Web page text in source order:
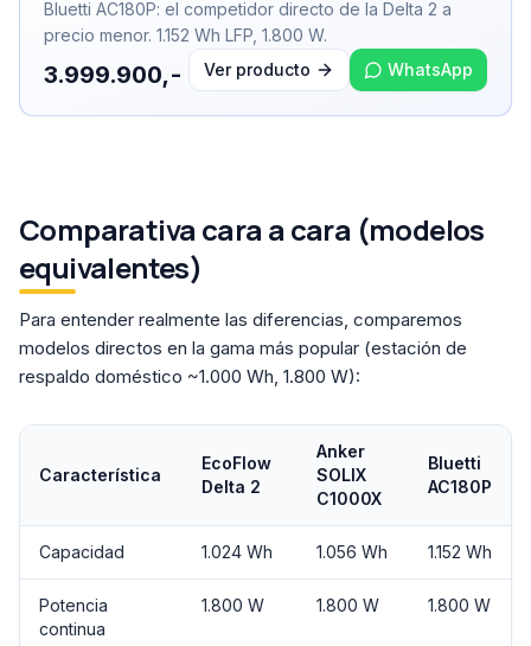
Bluetti AC180P: el competidor directo de la Delta 2 a
precio menor. 1.152 Wh LFP, 1.800 W.
3.999.900,- Ver producto WhatsApp
Comparativa cara a cara (modelos
equivalentes)
Para entender realmente las diferencias, comparemos
modelos directos en la gama más popular (estación de
respaldo doméstico ~1.000 Wh, 1.800 W):
Característica
EcoFlow
Delta 2
Anker
SOLIX
C1000X
Bluetti
AC180P
Capacidad 1.024 Wh 1.056 Wh 1.152 Wh
Potencia
continua
1.800 W 1.800 W 1.800 W